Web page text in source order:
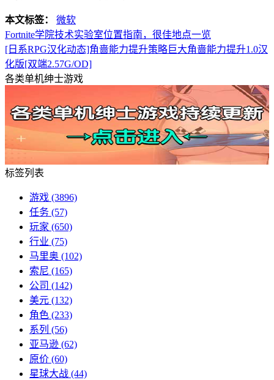
本文标签：
微软
Fortnite学院技术实验室位置指南，很佳地点一览
[日系RPG汉化动态]角啬能力提升策略巨大角啬能力提升1.0汉
化版[双端2.57G/OD]
各类单机绅士游戏
标签列表
游戏 (3896)
任务 (57)
玩家 (650)
行业 (75)
马里奥 (102)
索尼 (165)
公司 (142)
美元 (132)
角色 (233)
系列 (56)
亚马逊 (62)
原价 (60)
星球大战 (44)